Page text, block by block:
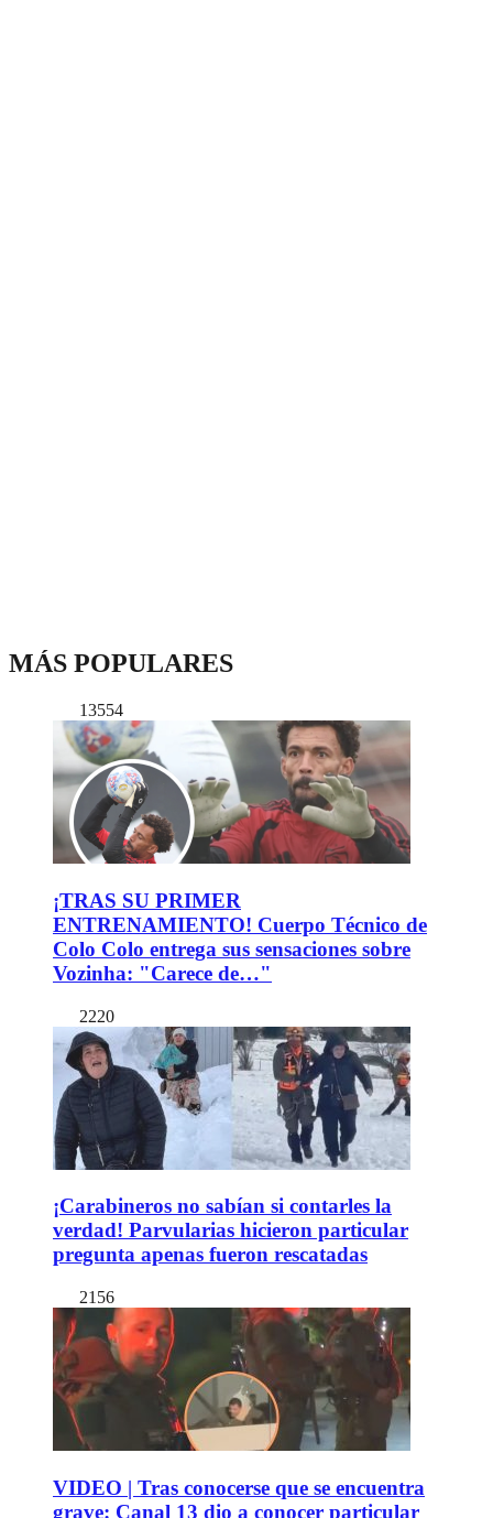
MÁS POPULARES
13554
¡TRAS SU PRIMER
ENTRENAMIENTO! Cuerpo Técnico de
Colo Colo entrega sus sensaciones sobre
Vozinha: "Carece de…"
2220
¡Carabineros no sabían si contarles la
verdad! Parvularias hicieron particular
pregunta apenas fueron rescatadas
2156
VIDEO | Tras conocerse que se encuentra
grave: Canal 13 dio a conocer particular